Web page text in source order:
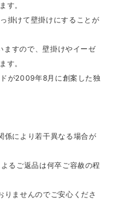
す。
掛けて壁掛けにすることが
すので、壁掛けやイーゼ
す。
が2009年8月に創案した独
係により若干異なる場合が
るご返品は何卒ご容赦の程
ませんのでご安心くださ